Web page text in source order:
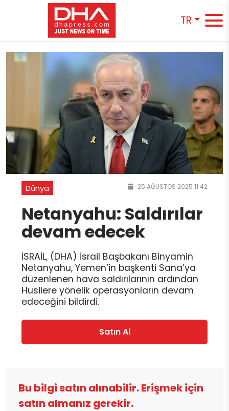
TR
Dünya 25 AĞUSTOS 2025 11:42
Netanyahu: Saldırılar
devam edecek
İSRAİL, (DHA) İsrail Başbakanı Binyamin
Netanyahu, Yemen’in başkenti Sana’ya
düzenlenen hava saldırılarının ardından
Husilere yönelik operasyonların devam
edeceğini bildirdi.
Satın Al
Bu bilgi satın alınabilir. Erişmek için
satın almanız gerekir.